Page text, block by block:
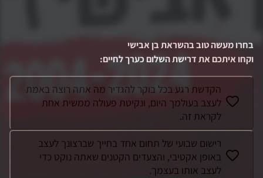
בחרו מעשה טוב בהשראתבן אבישי
וקחו איתכם את דרישת השלום כערך לחיים:
הקדשת רגע בכל בוקר להגדיר מה אתה רוצה באמת
לעצב בעולמך היום, ונקיטת פעולה ממשית אחת
לקראת זה.
רישום שבועי של תחום אחד בחייך שברצונך לעצב
באופן אקטיבי, והצעדים הקטנים שאתה נוקט כדי
לעצב אותו בעצמך.